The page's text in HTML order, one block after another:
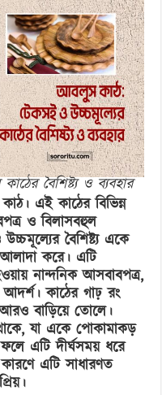
টেকসই
ও
উচ্চমূল্যের
কাঠের
বৈশিষ্ট্য
ও
ব্যবহার
বৈশিষ্ট্য ও ব্যবহার
এই কাঠের বিভিন্ন
ও বিলাসবহুল
বৈশিষ্ট্য একে
আলাদা করে। এটি
নান্দনিক আসবাবপত্র,
কাঠের গাঢ় রং
বাড়িয়ে তোলে।
যা একে পোকামাকড়
এটি দীর্ঘসময় ধরে
এটি সাধারণত